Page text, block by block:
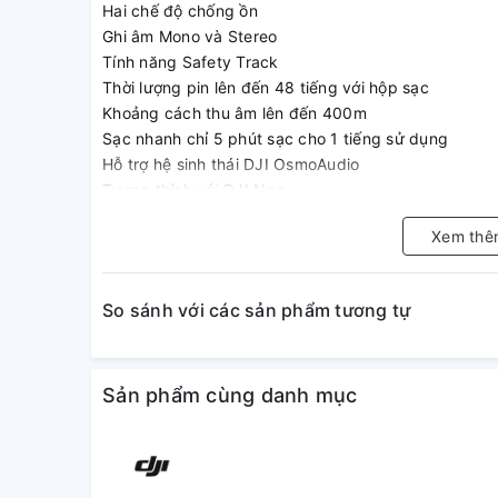
Hai chế độ chống ồn
Ghi âm Mono và Stereo
Tính năng Safety Track
Thời lượng pin lên đến 48 tiếng với hộp sạc
Khoảng cách thu âm lên đến 400m
Sạc nhanh chỉ 5 phút sạc cho 1 tiếng sử dụng
Hỗ trợ hệ sinh thái DJI OsmoAudio
Tương thích với DJI Neo
Xem
So sánh với các sản phẩm tương tự
Sản phẩm cùng danh mục